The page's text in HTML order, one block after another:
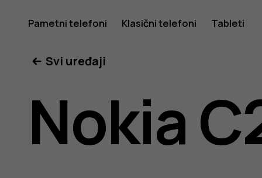
za
korisnike
Pametni telefoni Klasični telefoni Tableti
Svi uređaji
Nokia